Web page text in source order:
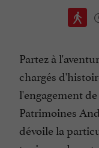
Partez à
chargés
l'engagement
Patrimoines
dévoile la